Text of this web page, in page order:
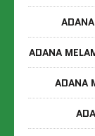
ADANA
ADANA